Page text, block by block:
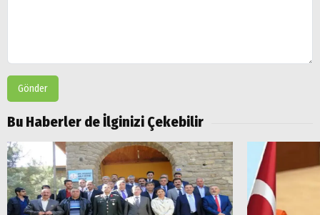
Gönder
Bu Haberler de İlginizi Çekebilir